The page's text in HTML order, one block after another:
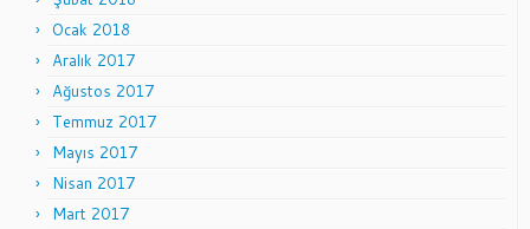
Ocak 2018
Aralık 2017
Ağustos 2017
Temmuz 2017
Mayıs 2017
Nisan 2017
Mart 2017